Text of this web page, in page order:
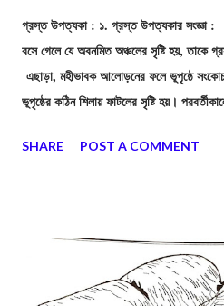
গ্রস্ত উপত্যকা : ১. গ্রস্ত উপত্যকার
বসে গেলে যে অবনমিত অঞ্চলের সৃষ্টি হয়,
এছাড়া, মহীভাবক আলোড়নের ফলে ভূপৃষ্ঠে
ভূপৃষ্ঠের কঠিন শিলায় ফাটলের সৃষ্টি হয়।
বিচ্ছিন্ন হয়ে পড়ে, একে চ্যুতি বলে। সংনমন বল
SHARE POST A COMMENT